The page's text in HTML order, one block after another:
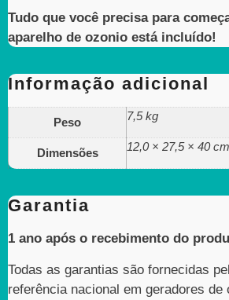
Tudo que você precisa para
aparelho de ozonio está incluído!
Informação adicional
Peso 7,5 kg
Dimensões 12,0 × 27,5 × 40 cm
Garantia
1 ano após o recebimento do
Todas as garantias são fornecidas
referência nacional em geradores de